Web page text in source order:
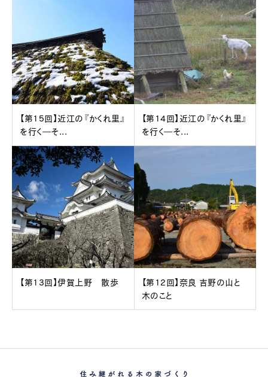
【第15回】近江の『かくれ里』
を行く―そ...
【第14回】近江の『かくれ里』
を行く―そ...
【第13回】伊賀上野 散歩
【第12回】奈良 吉野の山と
木のこと